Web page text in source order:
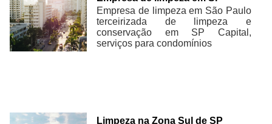
Empresa de limpeza em São Paulo
terceirizada de limpeza e
conservação em SP Capital,
serviços para condomínios
Limpeza na Zona Sul de SP